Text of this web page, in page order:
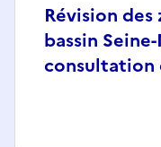
Révision
bassin
consultation